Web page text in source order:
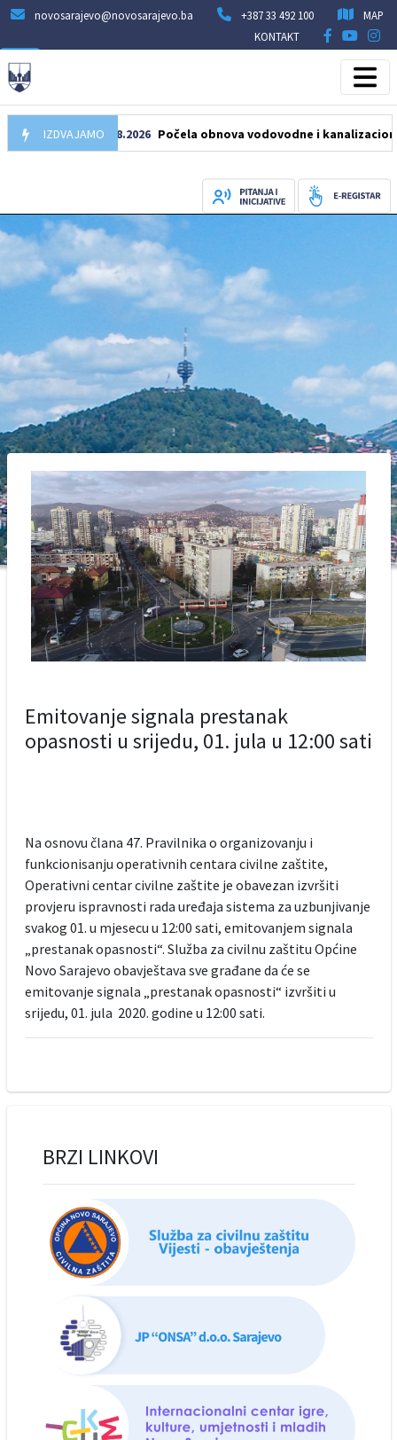
novosarajevo@novosarajevo.ba +387 33 492 100
MAP
KONTAKT
IZDVAJAMO
05.08.2026 Počela obnova vodovodne i kanalizacione
Emitovanje signala prestanak
opasnosti u srijedu, 01. jula u 12:00 sati
Na osnovu člana 47. Pravilnika o organizovanju i
funkcionisanju operativnih centara civilne zaštite,
Operativni centar civilne zaštite je obavezan izvršiti
provjeru ispravnosti rada uređaja sistema za uzbunjivanje
svakog 01. u mjesecu u 12:00 sati, emitovanjem signala
„prestanak opasnosti“. Služba za civilnu zaštitu Općine
Novo Sarajevo obavještava sve građane da će se
emitovanje signala „prestanak opasnosti“ izvršiti u
srijedu, 01. jula 2020. godine u 12:00 sati.
BRZI LINKOVI